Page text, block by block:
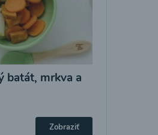
batát, mrkva a
Zobraziť